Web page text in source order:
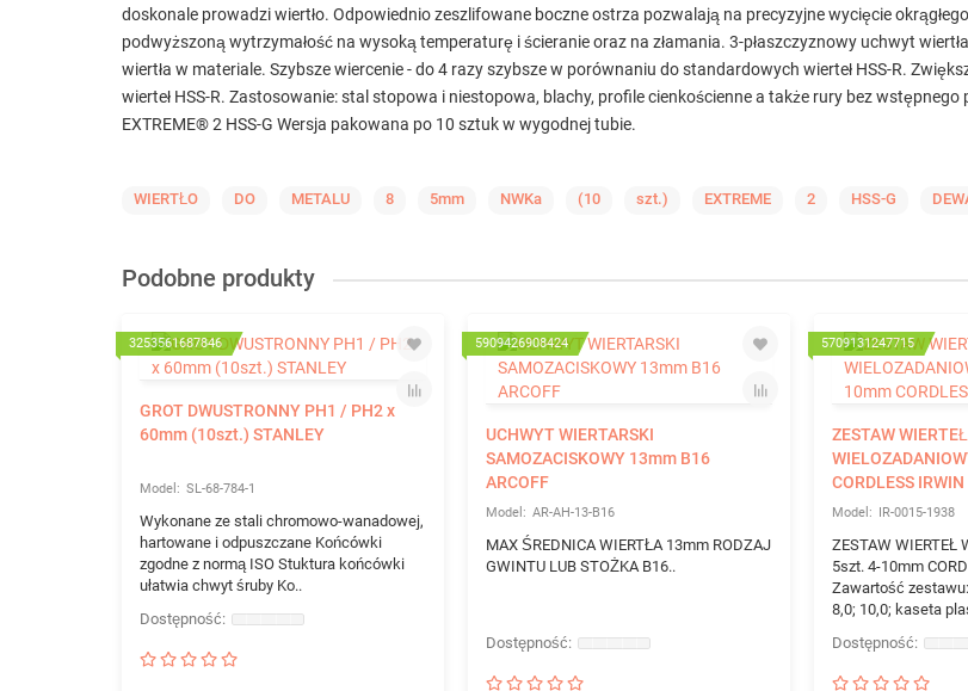
doskonale prowadzi wiertło. Odpowiednio zeszlifowane boczne ostrza pozwalają na precyzyjne wycięcie
podwyższoną wytrzymałość na wysoką temperaturę i ścieranie oraz na złamania. 3-płaszczyznowy uchwyt
wiertła w materiale. Szybsze wiercenie - do 4 razy szybsze w porównaniu do standardowych wierteł HSS-R.
wierteł HSS-R. Zastosowanie: stal stopowa i niestopowa, blachy, profile cienkościenne a także rury bez
EXTREME® 2 HSS-G Wersja pakowana po 10 sztuk w wygodnej tubie.
WIERTŁO DO METALU 8 5mm NWKa (10 szt.) EXTREME 2 HSS-G
Podobne produkty
3253561687846
GROT DWUSTRONNY PH1 / PH2 x
60mm (10szt.) STANLEY
SL-68-784-1
Wykonane ze stali chromowo-wanadowej,
hartowane i odpuszczane Końcówki
zgodne z normą ISO Stuktura końcówki
ułatwia chwyt śruby Ko..
5909426908424
UCHWYT WIERTARSKI
SAMOZACISKOWY 13mm B16
ARCOFF
AR-AH-13-B16
MAX ŚREDNICA WIERTŁA 13mm RODZAJ
GWINTU LUB STOŻKA B16..
5709131247715
ZESTAW WIERTEŁ
CORDLESS IRWIN
IR-0015-1938
ZESTAW WIERTEŁ
5szt. 4-10mm
Zawartość zestawu:
8,0; 10,0; kaseta